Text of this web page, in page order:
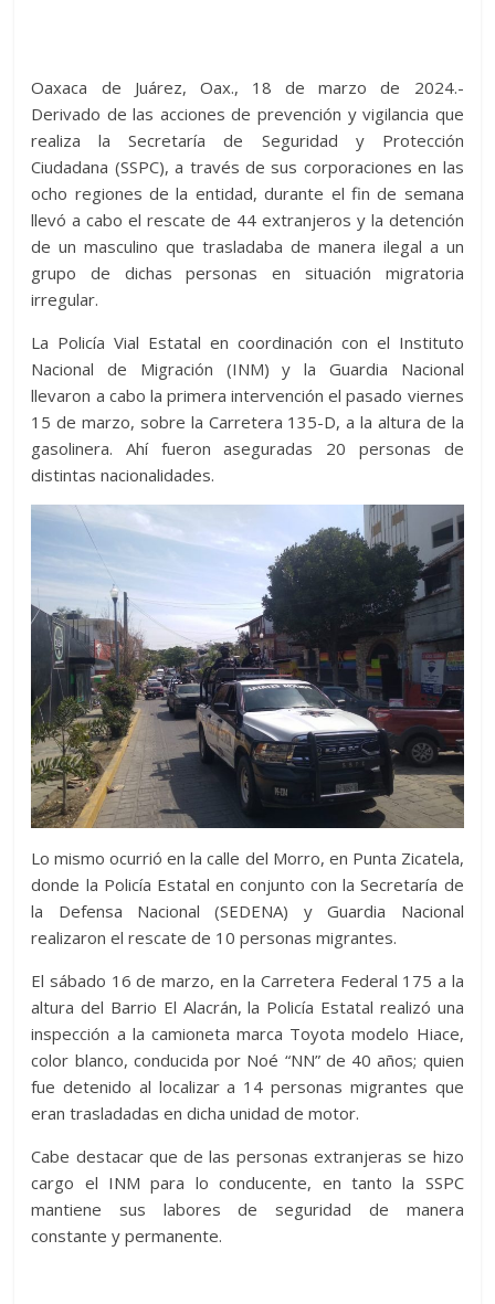
Oaxaca de Juárez, Oax., 18 de marzo de 2024.-
Derivado de las acciones de prevención y vigilancia que
realiza la Secretaría de Seguridad y Protección
Ciudadana (SSPC), a través de sus corporaciones en las
ocho regiones de la entidad, durante el fin de semana
llevó a cabo el rescate de 44 extranjeros y la detención
de un masculino que trasladaba de manera ilegal a un
grupo de dichas personas en situación migratoria
irregular.
La Policía Vial Estatal en coordinación con el Instituto
Nacional de Migración (INM) y la Guardia Nacional
llevaron a cabo la primera intervención el pasado viernes
15 de marzo, sobre la Carretera 135-D, a la altura de la
gasolinera. Ahí fueron aseguradas 20 personas de
distintas nacionalidades.
Lo mismo ocurrió en la calle del Morro, en Punta Zicatela,
donde la Policía Estatal en conjunto con la Secretaría de
la Defensa Nacional (SEDENA) y Guardia Nacional
realizaron el rescate de 10 personas migrantes.
El sábado 16 de marzo, en la Carretera Federal 175 a la
altura del Barrio El Alacrán, la Policía Estatal realizó una
inspección a la camioneta marca Toyota modelo Hiace,
color blanco, conducida por Noé “NN” de 40 años; quien
fue detenido al localizar a 14 personas migrantes que
eran trasladadas en dicha unidad de motor.
Cabe destacar que de las personas extranjeras se hizo
cargo el INM para lo conducente, en tanto la SSPC
mantiene sus labores de seguridad de manera
constante y permanente.